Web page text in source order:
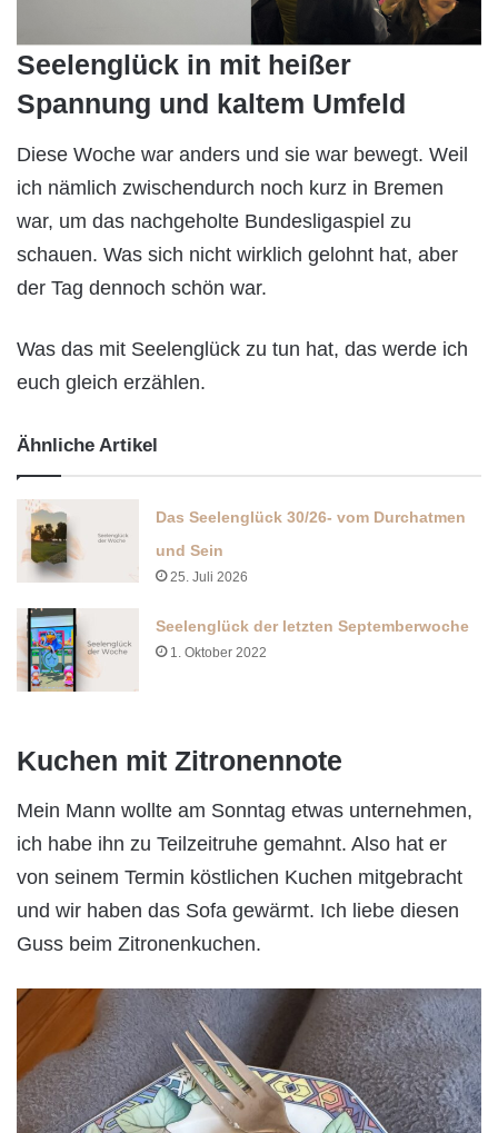
Seelenglück in mit heißer
Spannung und kaltem Umfeld
Diese Woche war anders und sie war bewegt. Weil
ich nämlich zwischendurch noch kurz in Bremen
war, um das nachgeholte Bundesligaspiel zu
schauen. Was sich nicht wirklich gelohnt hat, aber
der Tag dennoch schön war.
Was das mit Seelenglück zu tun hat, das werde ich
euch gleich erzählen.
Ähnliche Artikel
Das Seelenglück 30/26- vom Durchatmen
und Sein
25. Juli 2026
Seelenglück der letzten Septemberwoche
1. Oktober 2022
Kuchen mit Zitronennote
Mein Mann wollte am Sonntag etwas unternehmen,
ich habe ihn zu Teilzeitruhe gemahnt. Also hat er
von seinem Termin köstlichen Kuchen mitgebracht
und wir haben das Sofa gewärmt. Ich liebe diesen
Guss beim Zitronenkuchen.